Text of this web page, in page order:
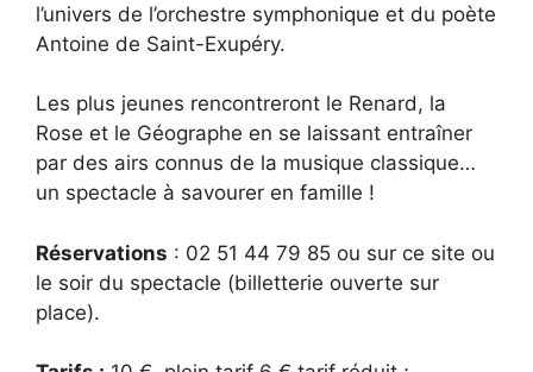
l’univers de l’orchestre symphonique et du poète
Antoine de Saint-Exupéry.
Les plus jeunes rencontreront le Renard, la
Rose et le Géographe en se laissant entraîner
par des airs connus de la musique classique…
un spectacle à savourer en famille !
Réservations : 02 51 44 79 85 ou sur ce site ou
le soir du spectacle (billetterie ouverte sur
place).